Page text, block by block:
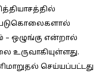
படுகொலைகளால்
– ஒழுங்கு என்றால்
உருவாகியுள்ளது.
செய்யப்பட்டது